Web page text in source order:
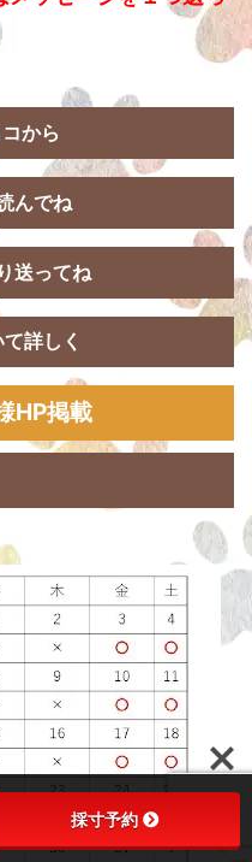
から
んでね
送ってね
詳しく
HP掲載
採寸予約